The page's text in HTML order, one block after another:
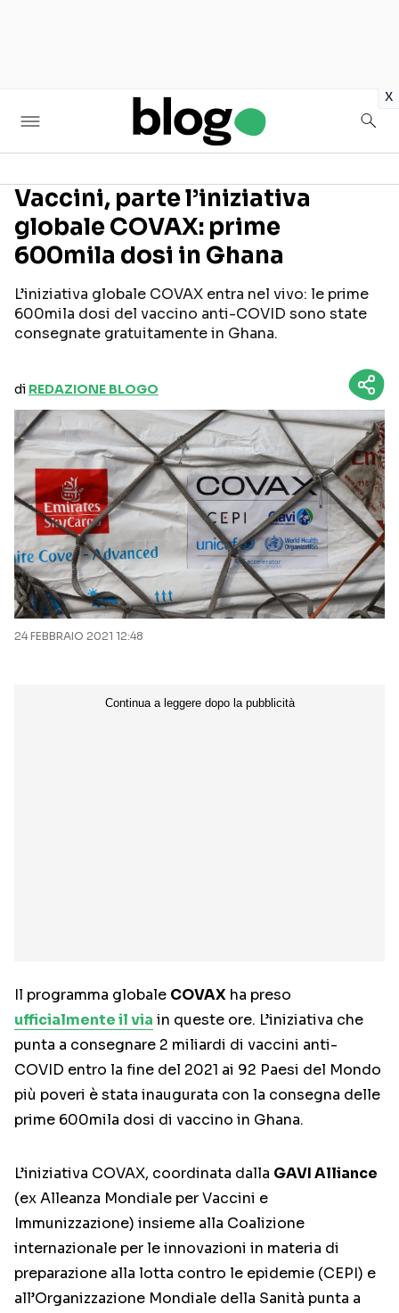
x
Seguici sui social
Vaccini, parte l’iniziativa
globale COVAX: prime
600mila dosi in Ghana
L’iniziativa globale COVAX entra nel vivo: le prime
600mila dosi del vaccino anti-COVID sono state
consegnate gratuitamente in Ghana.
di REDAZIONE BLOGO
24 FEBBRAIO 2021 12:48
Il programma globale COVAX ha preso
ufficialmente il via in queste ore. L’iniziativa che
punta a consegnare 2 miliardi di vaccini anti-
COVID entro la fine del 2021 ai 92 Paesi del Mondo
più poveri è stata inaugurata con la consegna delle
prime 600mila dosi di vaccino in Ghana.
L’iniziativa COVAX, coordinata dalla GAVI Alliance
(ex Alleanza Mondiale per Vaccini e
Immunizzazione) insieme alla Coalizione
internazionale per le innovazioni in materia di
preparazione alla lotta contro le epidemie (CEPI) e
all’Organizzazione Mondiale della Sanità punta a